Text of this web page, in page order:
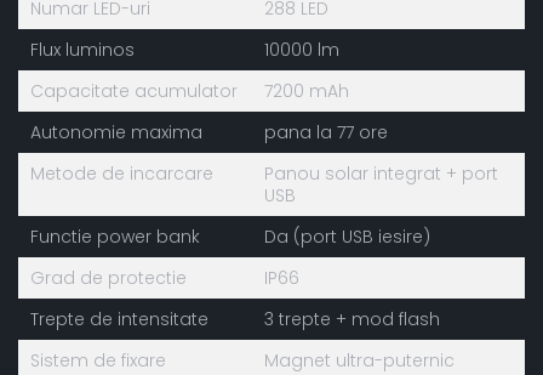
Numar LED-uri
288 LED
Flux luminos
10000 lm
Capacitate acumulator
7200 mAh
Autonomie maxima
pana la 77 ore
Metode de incarcare
Panou solar integrat + port
USB
Functie power bank
Da (port USB iesire)
Grad de protectie
IP66
Trepte de intensitate
3 trepte + mod flash
Sistem de fixare
Magnet ultra-puternic